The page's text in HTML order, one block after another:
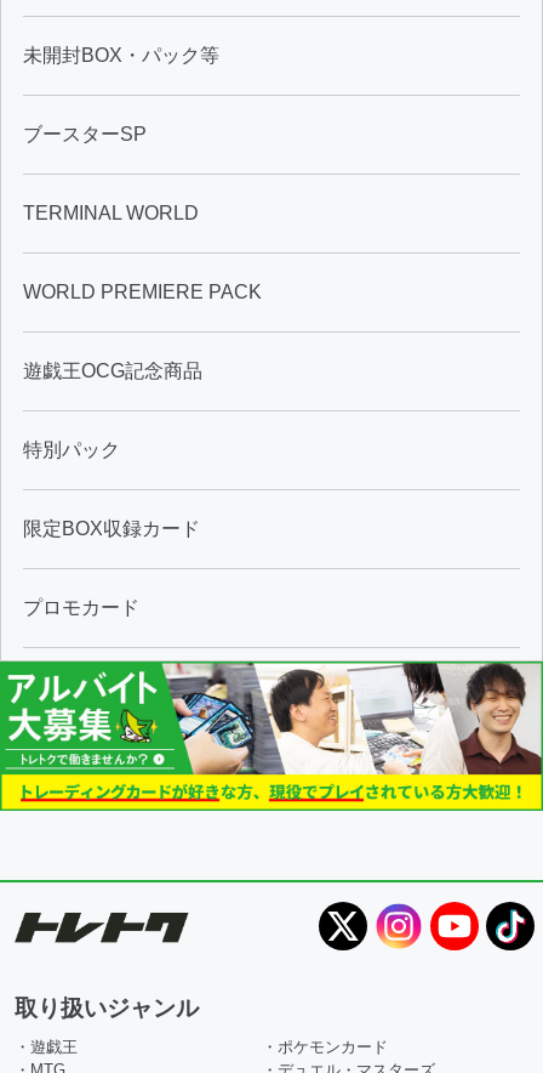
未開封BOX・パック等
ブースターSP
TERMINAL WORLD
WORLD PREMIERE PACK
遊戯王OCG記念商品
特別パック
限定BOX収録カード
プロモカード
取り扱いジャンル
・遊戯王
・ポケモンカード